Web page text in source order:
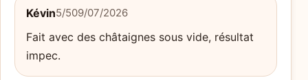
Kévin5/509/07/2026
Fait avec des châtaignes sous vide, résultat
impec.